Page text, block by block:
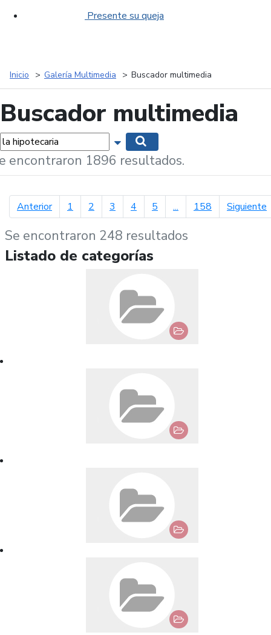
Presente su queja
Inicio Galería Multimedia Buscador multimedia
Buscador multimedia
Mostrar opciones de búsqueda
encontraron 1896 resultados.
Anteriorpágina anterior
1 2 3 4 5 ... 158 Siguiente
Se encontraron 248 resultados
Listado de categorías